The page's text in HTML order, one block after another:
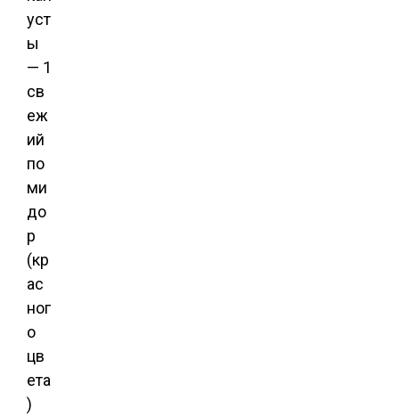
уст
ы
— 1
св
еж
ий
по
ми
до
р
(кр
ас
ног
о
цв
ета
)